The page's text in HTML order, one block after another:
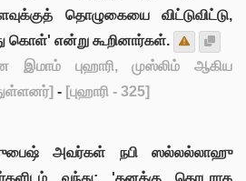
தொழுகையை விட்டுவிட்டு,
கொள்' என்று கூறினார்கள்.
புஹாரி, முஸ்லிம் ஆகிய
- [புஹாரி - 325]
அவர்கள் நபி ஸல்லல்லாஹு
வந்து: 'தனக்கு தொடராக